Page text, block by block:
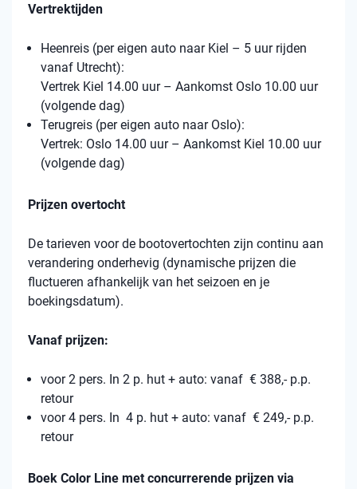
Vertrektijden
Heenreis (per eigen auto naar Kiel – 5 uur rijden
vanaf Utrecht):
Vertrek Kiel 14.00 uur – Aankomst Oslo 10.00 uur
(volgende dag)
Terugreis (per eigen auto naar Oslo):
Vertrek: Oslo 14.00 uur – Aankomst Kiel 10.00 uur
(volgende dag)
Prijzen overtocht
De tarieven voor de bootovertochten zijn continu aan
verandering onderhevig (dynamische prijzen die
fluctueren afhankelijk van het seizoen en je
boekingsdatum).
Vanaf prijzen:
voor 2 pers. In 2 p. hut + auto: vanaf € 388,- p.p.
retour
voor 4 pers. In 4 p. hut + auto: vanaf € 249,- p.p.
retour
Boek Color Line met concurrerende prijzen via